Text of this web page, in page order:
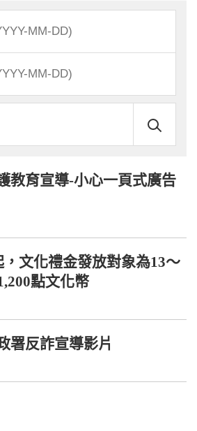
教育宣導-小心一頁式廣告
，文化禮金發放對象為13～
點文化幣
署反詐宣導影片